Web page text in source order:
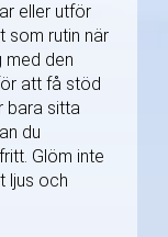
eller utför
som rutin när
med den
att få stöd
bara sitta
du
Glöm inte
ljus och